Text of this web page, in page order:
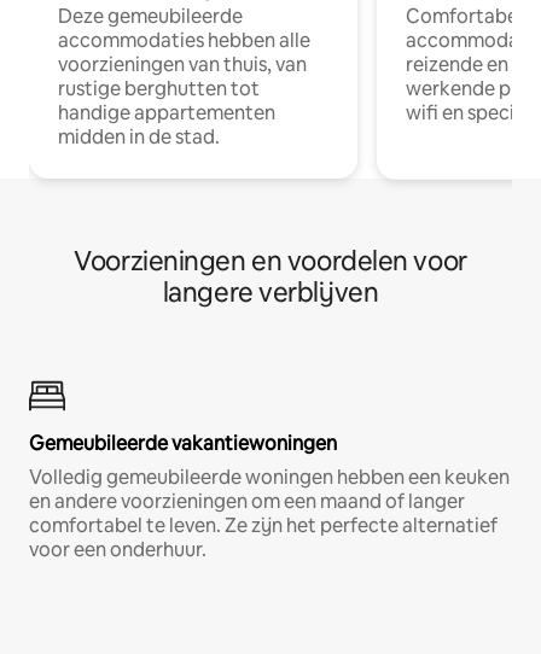
Deze gemeubileerde
accommodaties hebben alle
voorzieningen van thuis, van
rustige berghutten tot
handige appartementen
midden in de stad.
Comfortabele
reizende en
werkende
wifi en
Voorzieningen en voordelen voor
langere verblijven
Gemeubileerde vakantiewoningen
Volledig gemeubileerde woningen hebben een keuken
en andere voorzieningen om een maand of langer
comfortabel te leven. Ze zijn het perfecte alternatief
voor een onderhuur.